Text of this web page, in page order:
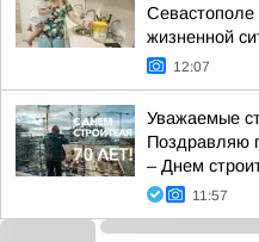
жизненной
12:07
Уважаемые
Поздравляю
– Днем
11:57